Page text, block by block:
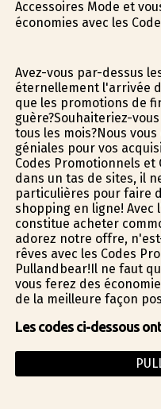
Accessoires Mode et
économies avec les
Avez-vous par-dessus
éternellement l'arrivée
que les promotions de
guère?Souhaiteriez-
tous les mois?Nous
géniales pour vos
Codes Promotionnels et
dans un tas de sites, il
particulières pour faire
shopping en ligne! Avec
constitue acheter
adorez notre offre,
rêves avec les Codes
Pullandbear!Il ne faut
vous ferez des
de la meilleure façon
Les codes ci-dessous